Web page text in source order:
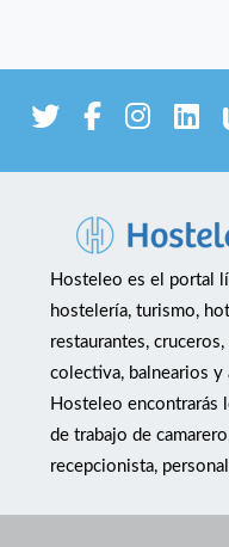
Hosteleo es el portal
hostelería, turismo,
restaurantes,
colectiva, balnearios y
Hosteleo encontrarás
de trabajo de
recepcionista,